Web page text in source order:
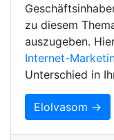
zu diesem
auszugeben.
Internet-
Unterschied in
Elolvasom →